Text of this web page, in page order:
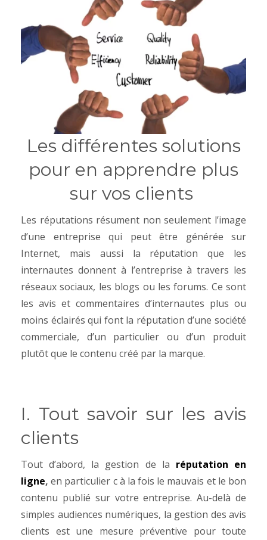
Les différentes solutions
pour en apprendre plus
sur vos clients
Les réputations résument non seulement l’image
d’une entreprise qui peut être générée sur
Internet, mais aussi la réputation que les
internautes donnent à l’entreprise à travers les
réseaux sociaux, les blogs ou les forums. Ce sont
les avis et commentaires d’internautes plus ou
moins éclairés qui font la réputation d’une société
commerciale, d’un particulier ou d’un produit
plutôt que le contenu créé par la marque.
I. Tout savoir sur les avis
clients
Tout d’abord, la gestion de la réputation en
ligne, en particulier c à la fois le mauvais et le bon
contenu publié sur votre entreprise. Au-delà de
simples audiences numériques, la gestion des avis
clients est une mesure préventive pour toute